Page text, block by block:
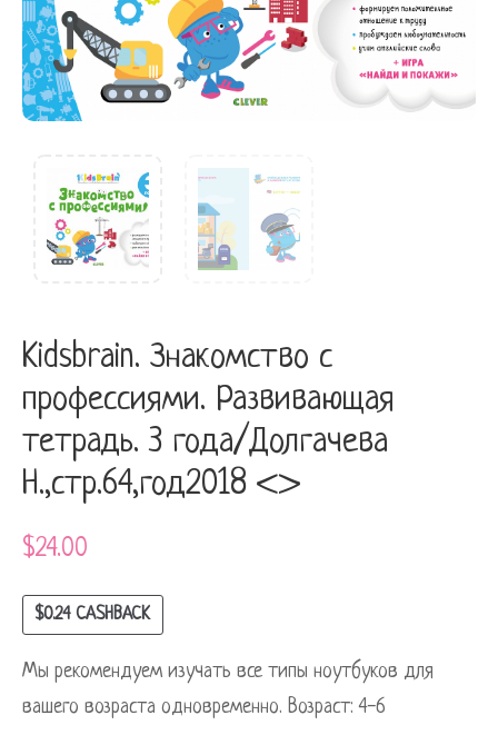
Kidsbrain. Знакомство с
профессиями. Развивающая
тетрадь. 3 года/Долгачева
Н.,стр.64,год2018 <>
$24.00
$0.24CASHBACK
Мы рекомендуем изучать все типы ноутбуков для
вашего возраста одновременно. Возраст: 4-6